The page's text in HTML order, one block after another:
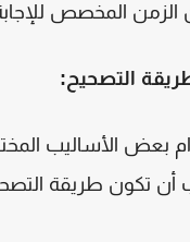
المخصص للإجابة
التصحيح:
بعض الأساليب
أن تكون طريقة